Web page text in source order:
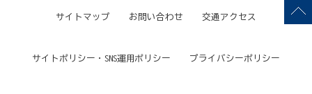
サイトマップ お問い合わせ 交通アクセス
サイトポリシー・SNS運用ポリシー プライバシーポリシー